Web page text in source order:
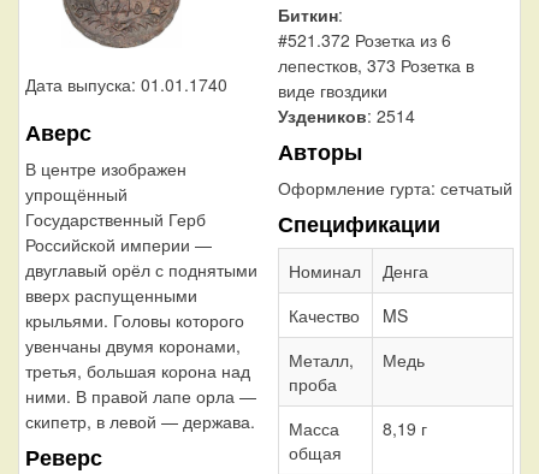
Дата выпуска: 01.01.1740
Аверс
В центре изображен
упрощённый
Государственный Герб
Российской империи —
двуглавый орёл с поднятыми
вверх распущенными
крыльями. Головы которого
увенчаны двумя коронами,
третья, большая корона над
ними. В правой лапе орла —
скипетр, в левой — держава.
Реверс
Биткин:
#521.372 Розетка из 6
лепестков, 373 Розетка в
виде гвоздики
Уздеников: 2514
Авторы
Оформление гурта: сетчатый
Спецификации
Номинал
Денга
Качество
MS
Металл,
проба
Медь
Масса
общая
8,19 г